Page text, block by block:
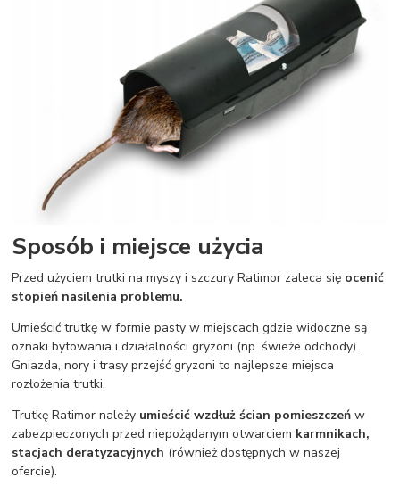
Sposób i miejsce użycia
Przed użyciem trutki na myszy i szczury Ratimor zaleca się ocenić
stopień nasilenia problemu.
Umieścić trutkę w formie pasty w miejscach gdzie widoczne są
oznaki bytowania i działalności gryzoni (np. świeże odchody).
Gniazda, nory i trasy przejść gryzoni to najlepsze miejsca
rozłożenia trutki.
Trutkę Ratimor należy umieścić wzdłuż ścian pomieszczeń w
zabezpieczonych przed niepożądanym otwarciem karmnikach,
stacjach deratyzacyjnych (również dostępnych w naszej
ofercie).